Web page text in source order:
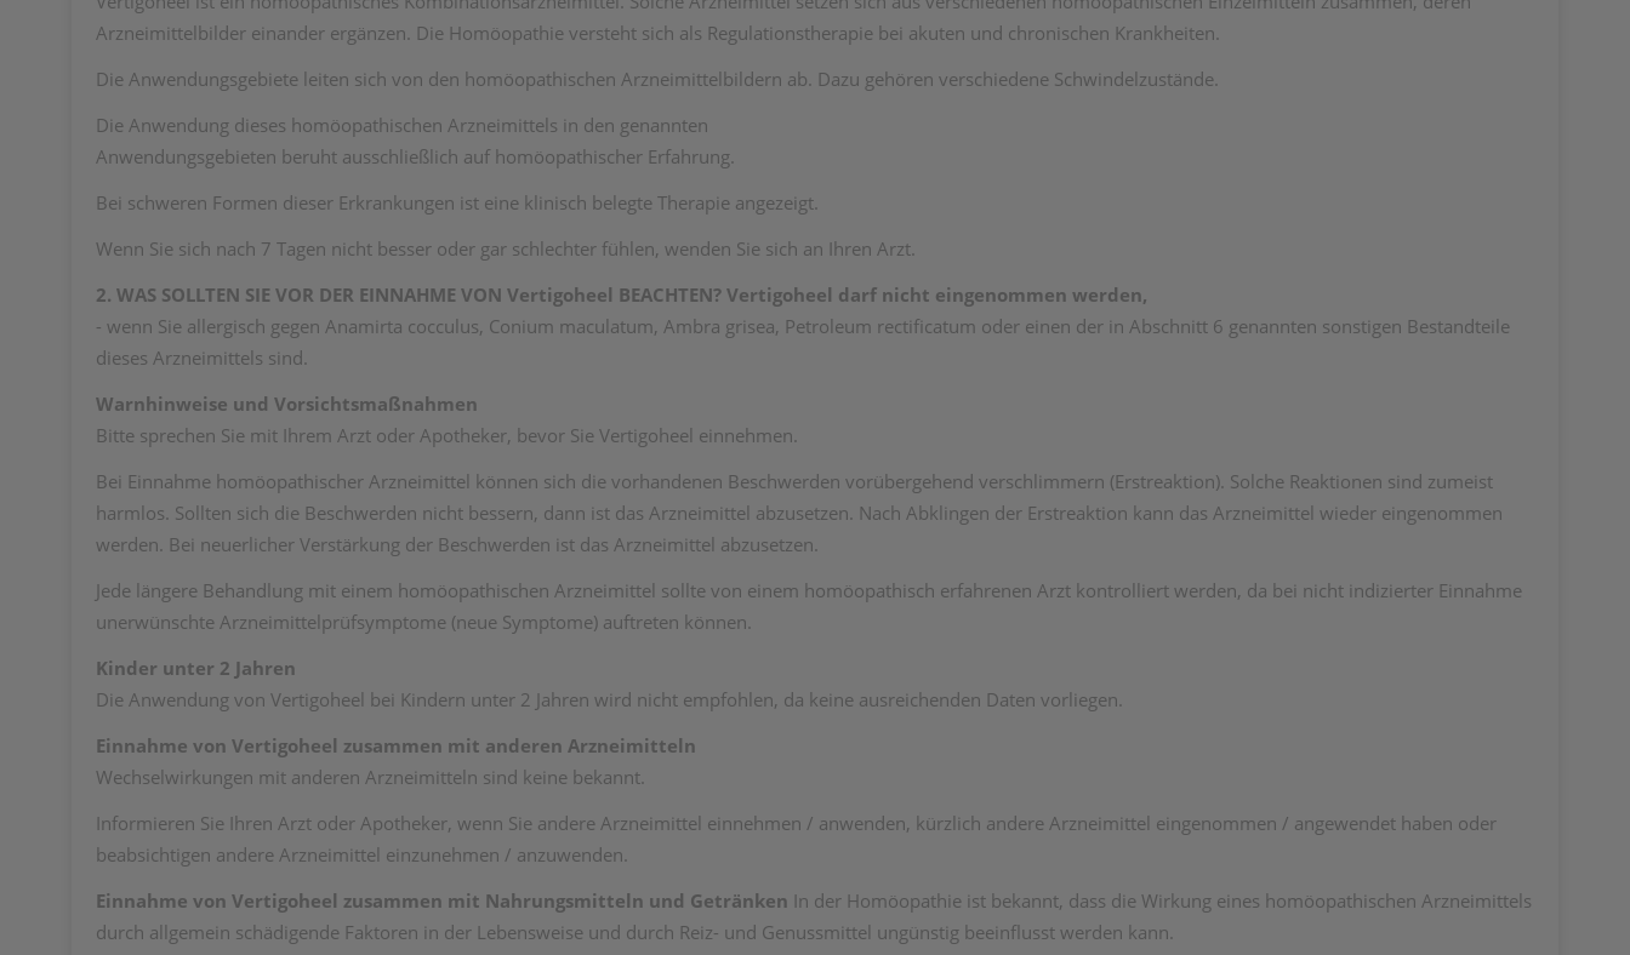
Arzneimittelbilder einander ergänzen. Die Homöopathie versteht sich als Regulationstherapie bei akuten und chronischen Krankheiten.
Die Anwendungsgebiete leiten sich von den homöopathischen Arzneimittelbildern ab. Dazu gehören verschiedene Schwindelzustände.
Die Anwendung dieses homöopathischen Arzneimittels in den genannten
Anwendungsgebieten beruht ausschließlich auf homöopathischer Erfahrung.
Bei schweren Formen dieser Erkrankungen ist eine klinisch belegte Therapie angezeigt.
Wenn Sie sich nach 7 Tagen nicht besser oder gar schlechter fühlen, wenden Sie sich an Ihren Arzt.
2. WAS SOLLTEN SIE VOR DER EINNAHME VON Vertigoheel BEACHTEN? Vertigoheel darf nicht eingenommen werden,
- wenn Sie allergisch gegen Anamirta cocculus, Conium maculatum, Ambra grisea, Petroleum rectificatum oder einen der in Abschnitt 6 genannten sonstigen Bestandteile
dieses Arzneimittels sind.
Warnhinweise und Vorsichtsmaßnahmen
Bitte sprechen Sie mit Ihrem Arzt oder Apotheker, bevor Sie Vertigoheel einnehmen.
Bei Einnahme homöopathischer Arzneimittel können sich die vorhandenen Beschwerden vorübergehend verschlimmern (Erstreaktion). Solche Reaktionen sind zumeist
harmlos. Sollten sich die Beschwerden nicht bessern, dann ist das Arzneimittel abzusetzen. Nach Abklingen der Erstreaktion kann das Arzneimittel wieder eingenommen
werden. Bei neuerlicher Verstärkung der Beschwerden ist das Arzneimittel abzusetzen.
Jede längere Behandlung mit einem homöopathischen Arzneimittel sollte von einem homöopathisch erfahrenen Arzt kontrolliert werden, da bei nicht indizierter Einnahme
unerwünschte Arzneimittelprüfsymptome (neue Symptome) auftreten können.
Kinder unter 2 Jahren
Die Anwendung von Vertigoheel bei Kindern unter 2 Jahren wird nicht empfohlen, da keine ausreichenden Daten vorliegen.
Einnahme von Vertigoheel zusammen mit anderen Arzneimitteln
Wechselwirkungen mit anderen Arzneimitteln sind keine bekannt.
Informieren Sie Ihren Arzt oder Apotheker, wenn Sie andere Arzneimittel einnehmen / anwenden, kürzlich andere Arzneimittel eingenommen / angewendet haben oder
beabsichtigen andere Arzneimittel einzunehmen / anzuwenden.
Einnahme von Vertigoheel zusammen mit Nahrungsmitteln und Getränken In der Homöopathie ist bekannt, dass die Wirkung eines homöopathischen Arzneimittels
durch allgemein schädigende Faktoren in der Lebensweise und durch Reiz- und Genussmittel ungünstig beeinflusst werden kann.